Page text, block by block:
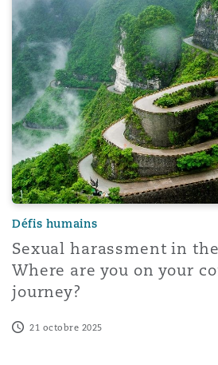
Défis humains
Sexual harassment in
Where are you on your
journey?
21 octobre 2025